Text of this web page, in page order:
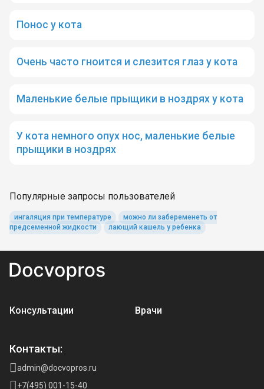
Понос у кота
Очень часто гноится и слезится глаз у кота
Маленькие белые прыщики в ноздрях у кота
У кота немного опух нос, маленькие белые
прыщики в ноздрях
Популярные запросы пользователей
ингаляция при температуре
можно ли забеременеть от
предсеменной жидкости
лающий кашель у ребенка
Консультации Врачи
Контакты:
admin@docvopros.ru
+7(495) 001-15-40